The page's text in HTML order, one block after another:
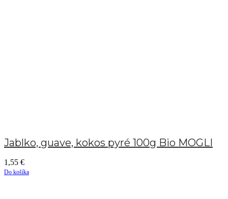
Jablko, guave, kokos pyré 100g Bio MOGLI
1,55 €
Do košíka